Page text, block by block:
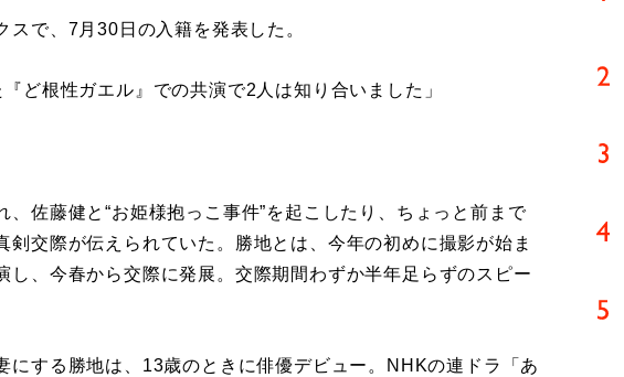
で、7月30日の入籍を発表した。
ど根性ガエル』での共演で2人は知り合いました」
、佐藤健と“お姫様抱っこ事件”を起こしたり、ちょっと前まで
剣交際が伝えられていた。勝地とは、今年の初めに撮影が始ま
し、今春から交際に発展。交際期間わずか半年足らずのスピー
する勝地は、13歳のときに俳優デビュー。NHKの連ドラ「あ